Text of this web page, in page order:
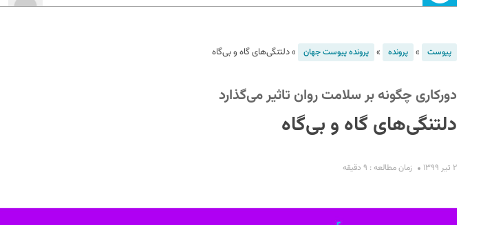
پیوست » پرونده » پرونده پیوست جهان »دلتنگی‌های گاه و بی‌گاه
دورکاری چگونه بر سلامت روان تاثیر می‌گذارد
دلتنگی‌های گاه و بی‌گاه
۲ تیر ۱۳۹۹ زمان مطالعه : ۹ دقیقه